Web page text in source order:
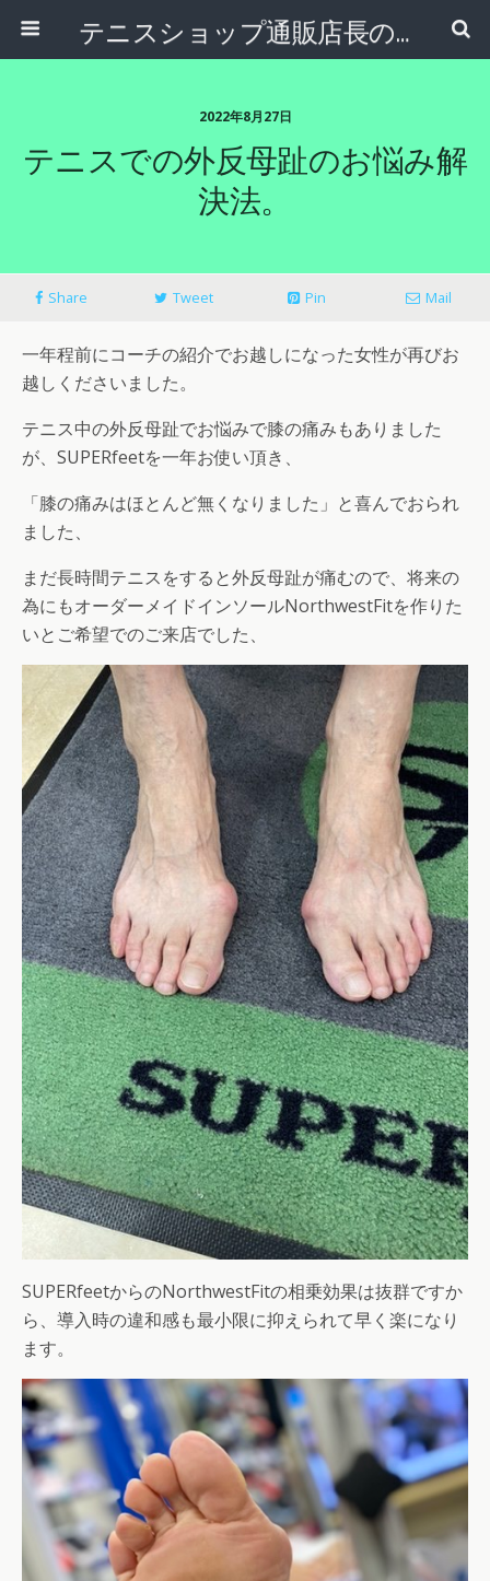
テニスショップ通販店長のブログ＠テニスショップLAFINO 西山克久
2022年8月27日
テニスでの外反母趾のお悩み解
決法。
Share Tweet Pin Mail
一年程前にコーチの紹介でお越しになった女性が再びお
越しくださいました。
テニス中の外反母趾でお悩みで膝の痛みもありました
が、SUPERfeetを一年お使い頂き、
「膝の痛みはほとんど無くなりました」と喜んでおられ
ました、
まだ長時間テニスをすると外反母趾が痛むので、将来の
為にもオーダーメイドインソールNorthwestFitを作りた
いとご希望でのご来店でした、
SUPERfeetからのNorthwestFitの相乗効果は抜群ですか
ら、導入時の違和感も最小限に抑えられて早く楽になり
ます。